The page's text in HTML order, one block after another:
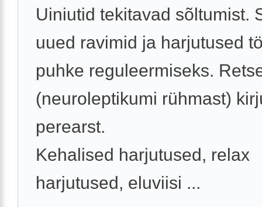
Uiniutid tekitavad sõltumist.
uued ravimid ja harjutused
puhke reguleermiseks.
(neuroleptikumi rühmast)
perearst.
Kehalised harjutused, relax
harjutused, eluviisi ...